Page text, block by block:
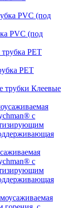
PVC (под
PET
Клеевые
с